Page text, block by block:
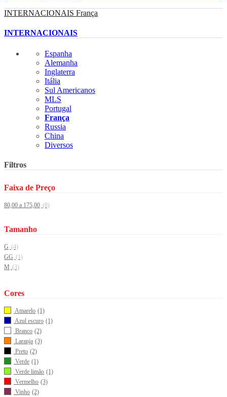
INTERNACIONAIS França
INTERNACIONAIS
Espanha
Alemanha
Inglaterra
Itália
Sul Americanos
MLS
Portugal
França
Russia
China
Diversos
Filtros
Faixa de Preço
80,00 a 175,00 (8)
Tamanho
G (4)
GG (1)
M (3)
Cores
Amarelo (1)
Azul escuro (1)
Branco (2)
Laranja (3)
Preto (2)
Verde (1)
Verde limão (1)
Vermelho (3)
Vinho (2)